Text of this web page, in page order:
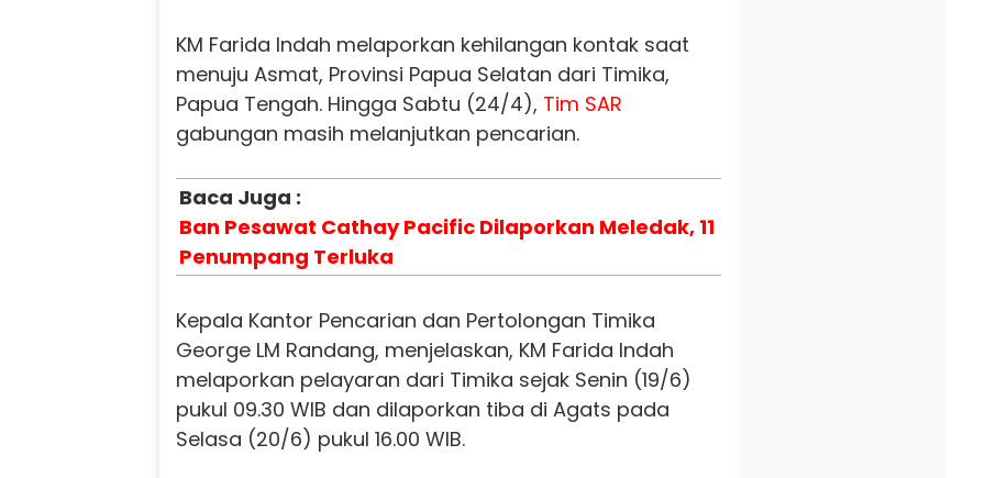
KM Farida Indah melaporkan kehilangan kontak saat
menuju Asmat, Provinsi Papua Selatan dari Timika,
Papua Tengah. Hingga Sabtu (24/4), Tim SAR
gabungan masih melanjutkan pencarian.
Baca Juga :
Ban Pesawat Cathay Pacific Dilaporkan Meledak, 11
Penumpang Terluka
Kepala Kantor Pencarian dan Pertolongan Timika
George LM Randang, menjelaskan, KM Farida Indah
melaporkan pelayaran dari Timika sejak Senin (19/6)
pukul 09.30 WIB dan dilaporkan tiba di Agats pada
Selasa (20/6) pukul 16.00 WIB.